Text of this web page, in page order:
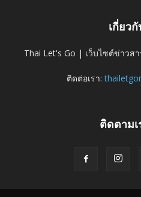
เกี่ยวกั
Thai Let's Go | เว็บไซต์ข่าวส
ติดต่อเรา:
ติดตามเ